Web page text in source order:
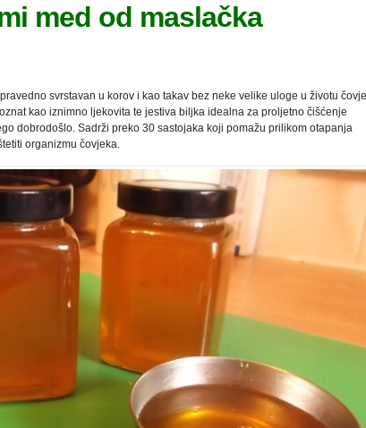
med od maslačka
svrstavan u korov i kao takav bez neke velike uloge u životu
kao iznimno ljekovita te jestiva biljka idealna za proljetno čišćenje
dobrodošlo. Sadrži preko 30 sastojaka koji pomažu prilikom otapanja
organizmu čovjeka.